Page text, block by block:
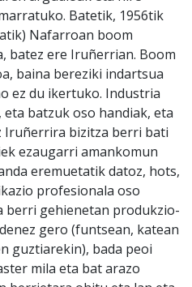
Batetik, 1956tik
Nafarroan boom
batez ere Iruñerrian. Boom
baina bereziki indartsua
ez du ikertuko. Industria
batzuk oso handiak, eta
Iruñerrira bizitza berri bati
ezaugarri amankomun
eremuetatik datoz, hots,
profesionala oso
berri gehienetan produkzio-
gero (funtsean, katean
guztiarekin), bada peoi
mila eta bat arazo